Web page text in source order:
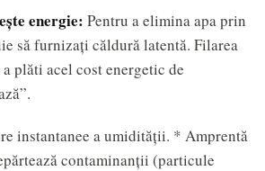
energie: Pentru a elimina apa prin
să furnizați căldură latentă. Filarea
plăti acel cost energetic de
instantanee a umidității. * Amprentă
contaminanții (particule